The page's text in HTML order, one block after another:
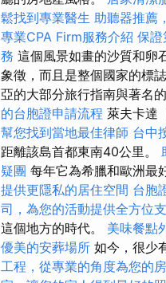
鬆找到專業醫生 助聽器推薦
專業CPA Firm服務介紹 保證
務 這個風景如畫的沙質和卵
象徵，而且是整個國家的標
亞的大部分旅行指南與著名
的台胞證申請流程 萊夫卡達
幫您找到當地最佳律師 台中
距離該島首都東南40公里。
疑團 每年它為希臘和歐洲最
提供更隱私的居住空間 台胞
司，為您的活動提供全方位
這個地方的時代。 美味餐點
優美的安葬場所 如今，很少
工程，從專業的角度為您的